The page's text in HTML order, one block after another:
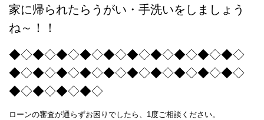
家に帰られたらうがい・手洗いをしましょう
ね～！！
◆◇◆◇◆◇◆◇◆◇◆◇◆◇◆◇◆◇◆◇
◆◇◆◇◆◇◆◇◆◇◆◇◆◇◆◇◆◇◆◇
◆◇◆◇◆◇◆◇
ローンの審査が通らずお困りでしたら、1度ご相談ください。